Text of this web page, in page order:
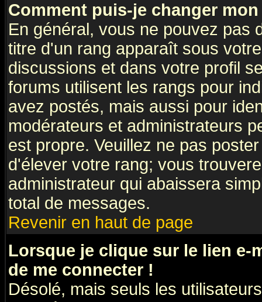
Comment puis-je changer
En général, vous ne pouvez pas
titre d'un rang apparaît sous
discussions et dans votre profil
forums utilisent les rangs pour
avez postés, mais aussi pour
modérateurs et administrateurs
est propre. Veuillez ne pas
d'élever votre rang; vous
administrateur qui abaissera
total de messages.
Revenir en haut de page
Lorsque je clique sur le lien e-
de me connecter !
Désolé, mais seuls les